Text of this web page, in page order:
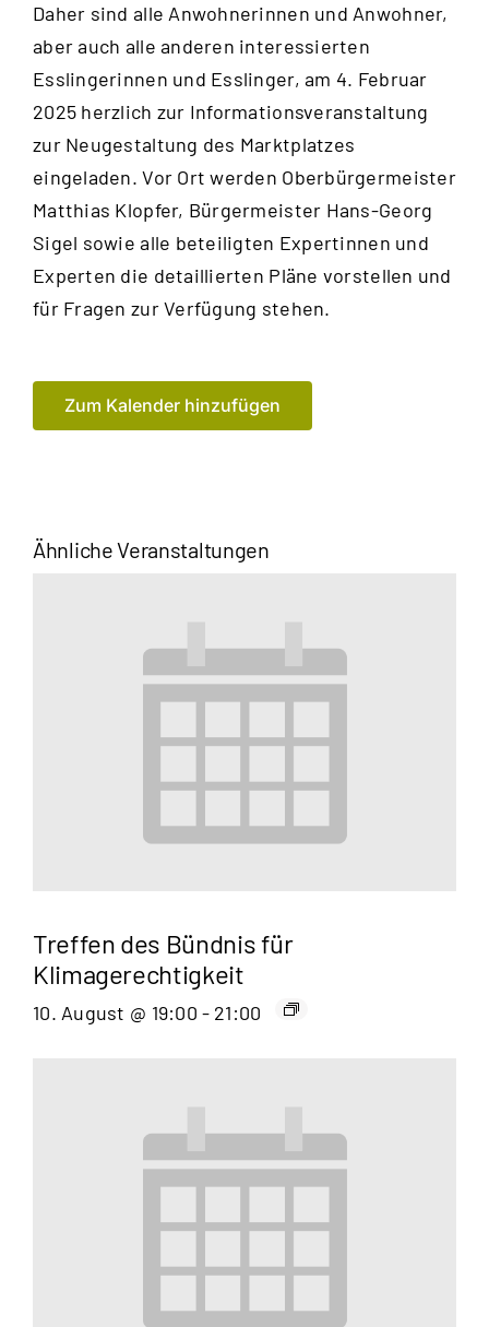
Daher sind alle Anwohnerinnen und Anwohner,
aber auch alle anderen interessierten
Esslingerinnen und Esslinger, am 4. Februar
2025 herzlich zur Informationsveranstaltung
zur Neugestaltung des Marktplatzes
eingeladen. Vor Ort werden Oberbürgermeister
Matthias Klopfer, Bürgermeister Hans-Georg
Sigel sowie alle beteiligten Expertinnen und
Experten die detaillierten Pläne vorstellen und
für Fragen zur Verfügung stehen.
Zum Kalender hinzufügen
Ähnliche Veranstaltungen
Treffen des Bündnis für
Klimagerechtigkeit
10. August @ 19:00 - 21:00